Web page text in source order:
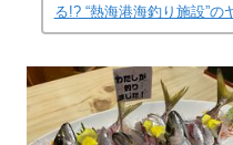
る!? “熱海港海釣り施設”